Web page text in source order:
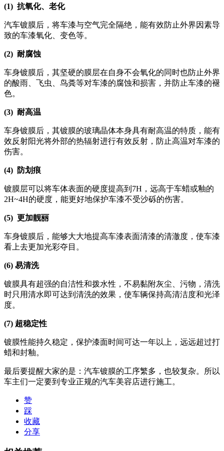
(1) 抗氧化、老化
汽车镀膜后，将车漆与空气完全隔绝，能有效防止外界因素导
致的车漆氧化、变色等。
(2) 耐腐蚀
车身镀膜后，其坚硬的膜层在自身不会氧化的同时也防止外界
的酸雨、飞虫、鸟粪等对车漆的腐蚀和损害，并防止车漆的褪
色。
(3) 耐高温
车身镀膜后，其镀膜的玻璃晶体本身具有耐高温的特质，能有
效反射阳光将外部的热辐射进行有效反射，防止高温对车漆的
伤害。
(4) 防划痕
镀膜层可以将车体表面的硬度提高到7H，远高于车蜡或釉的
2H~4H的硬度，能更好地保护车漆不受沙砾的伤害。
(5) 更加靓丽
车身镀膜后，能够大大地提高车漆表面清漆的清澈度，使车漆
看上去更加光彩夺目。
(6) 易清洗
镀膜具有超强的自洁性和拨水性，不易黏附灰尘、污物，清洗
时只用清水即可达到清洗的效果，使车辆保持高清洁度和光泽
度。
(7) 超稳定性
镀膜性能持久稳定，保护漆面时间可达一年以上，远远超过打
蜡和封釉。
最后要提醒大家的是：汽车镀膜的工序繁多，也较复杂。所以
车主们一定要到专业正规的汽车美容店进行施工。
赞
踩
收藏
分享